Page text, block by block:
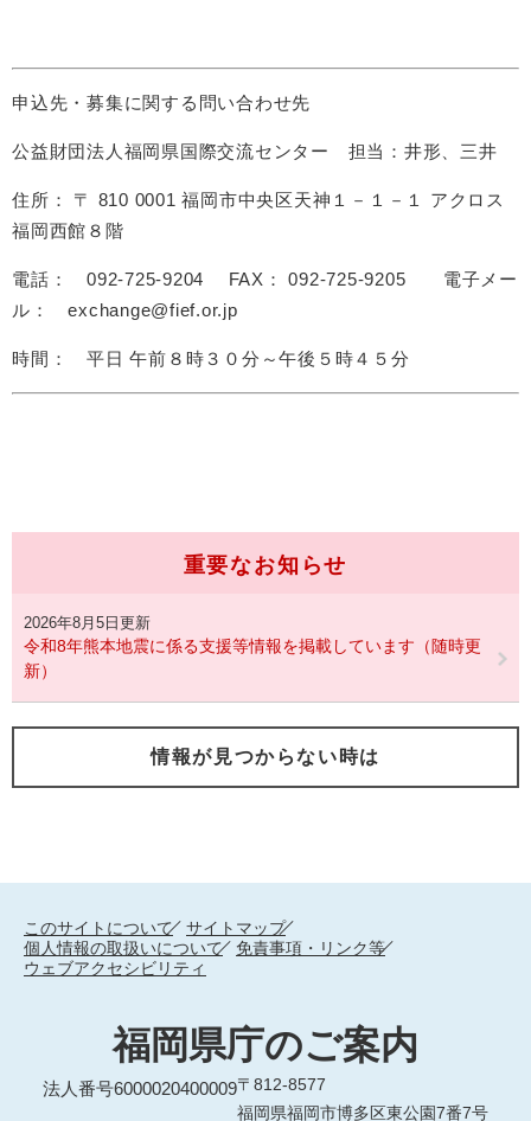
申込先・募集に関する問い合わせ先
公益財団法人福岡県国際交流センター 担当：井形、三井
住所： 〒 810 0001 福岡市中央区天神１－１－１ アクロス
福岡西館８階
電話： 092-725-9204 FAX： 092-725-9205 電子メー
ル： exchange@fief.or.jp
時間： 平日 午前８時３０分～午後５時４５分
重要なお知らせ
2026年8月5日更新
令和8年熊本地震に係る支援等情報を掲載しています（随時更
新）
情報が見つからない時は
このサイトについて
サイトマップ
個人情報の取扱いについて
免責事項・リンク等
ウェブアクセシビリティ
福岡県庁のご案内
法人番号6000020400009〒812-8577
福岡県福岡市博多区東公園7番7号